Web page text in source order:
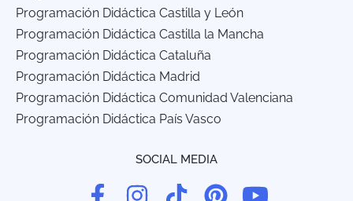
Programación Didáctica Castilla y León
Programación Didáctica Castilla la Mancha
Programación Didáctica Cataluña
Programación Didáctica Madrid
Programación Didáctica Comunidad Valenciana
Programación Didáctica País Vasco
SOCIAL MEDIA